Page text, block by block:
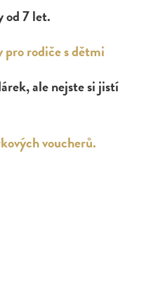
od 7 let.
pro rodiče s dětmi
ale nejste si jistí
voucherů.